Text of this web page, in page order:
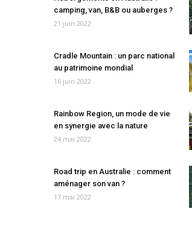
camping, van, B&B ou auberges ?
21 juin 2022
Cradle Mountain : un parc national
au patrimoine mondial
16 juin 2022
Rainbow Region, un mode de vie
en synergie avec la nature
24 mai 2022
Road trip en Australie : comment
aménager son van ?
17 mai 2022